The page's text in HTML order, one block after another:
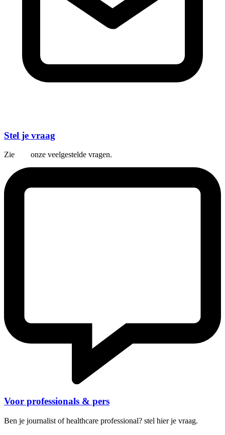
Stel je vraag
Zie onze veelgestelde vragen.
Voor professionals & pers
Ben je journalist of healthcare professional? stel hier je vraag.